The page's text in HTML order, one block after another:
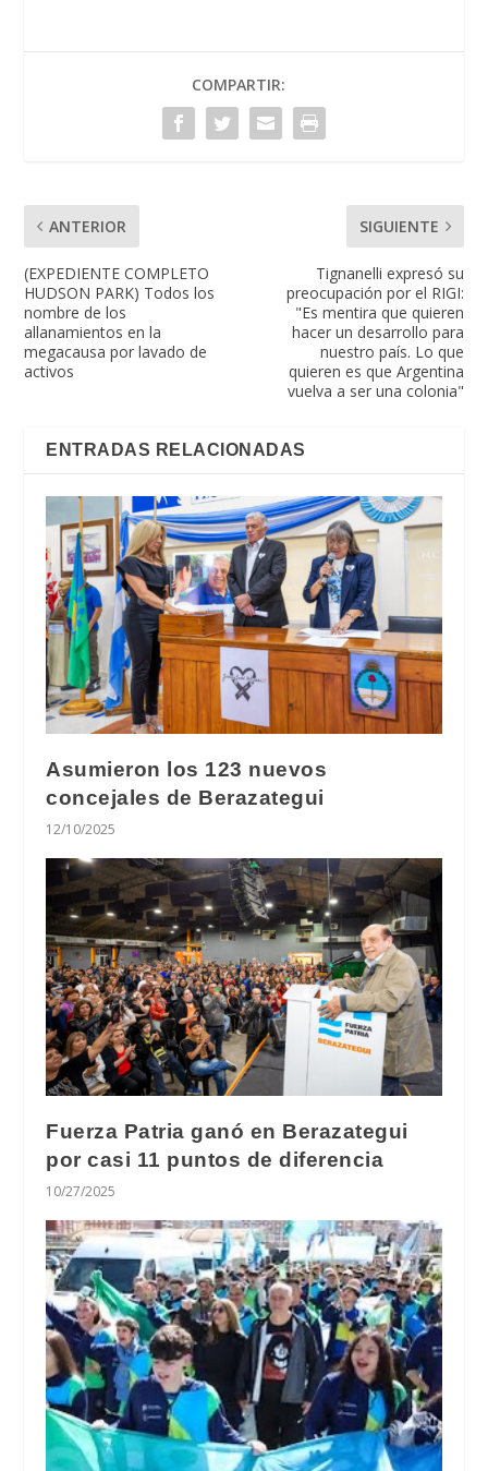
COMPARTIR:
ANTERIOR
(EXPEDIENTE COMPLETO
HUDSON PARK) Todos los
nombre de los
allanamientos en la
megacausa por lavado de
activos
SIGUIENTE
Tignanelli expresó su
preocupación por el RIGI:
"Es mentira que quieren
hacer un desarrollo para
nuestro país. Lo que
quieren es que Argentina
vuelva a ser una colonia"
ENTRADAS RELACIONADAS
Asumieron los 123 nuevos
concejales de Berazategui
12/10/2025
Fuerza Patria ganó en Berazategui
por casi 11 puntos de diferencia
10/27/2025